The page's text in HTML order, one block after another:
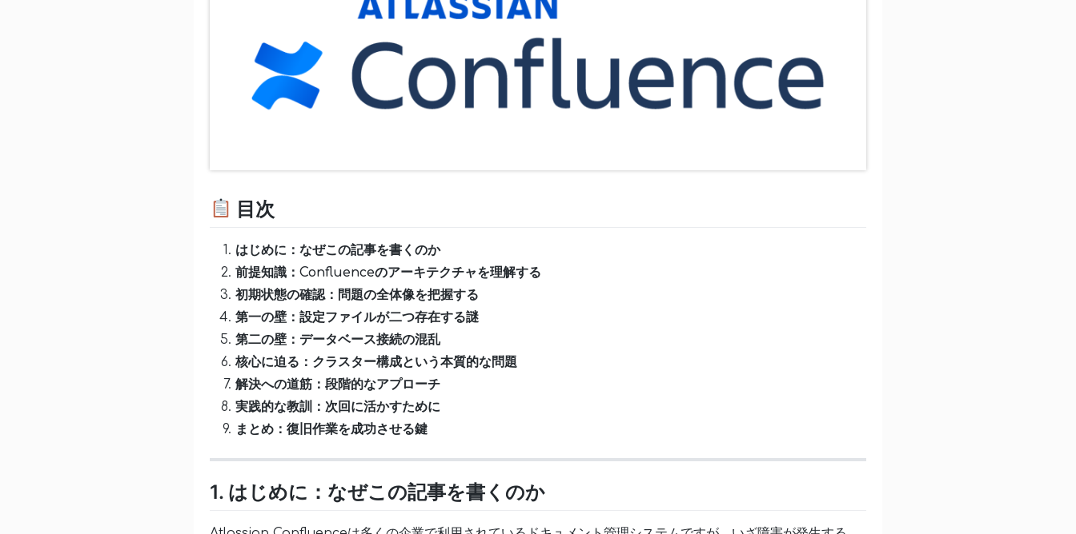
目次
はじめに：なぜこの記事を書くのか
前提知識：Confluenceのアーキテクチャを理解する
初期状態の確認：問題の全体像を把握する
第一の壁：設定ファイルが二つ存在する謎
第二の壁：データベース接続の混乱
核心に迫る：クラスター構成という本質的な問題
解決への道筋：段階的なアプローチ
実践的な教訓：次回に活かすために
まとめ：復旧作業を成功させる鍵
1. はじめに：なぜこの記事を書くのか